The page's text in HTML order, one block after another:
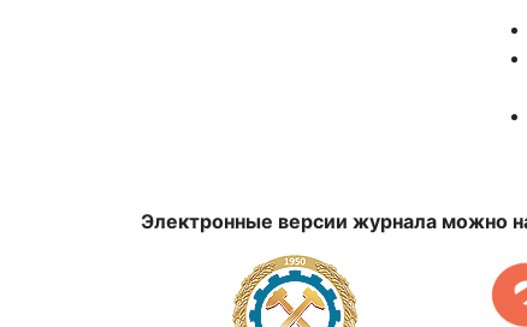
Электронные версии журнала можно